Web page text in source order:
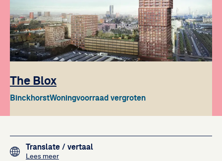
The Blox
BinckhorstWoningvoorraad vergroten
Translate / vertaal
Lees meerover het vertalen van de teksten op deze website